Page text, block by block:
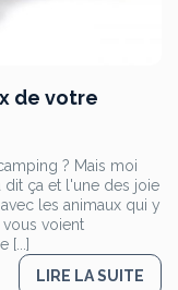
de votre
? Mais moi
dit ça et l'une des joie
les animaux qui y
voient
[...]
LIRE LA SUITE